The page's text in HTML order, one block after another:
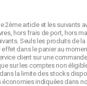
article et les suivants
hors frais de port, hors
Seuls les produits
dans le panier au
client sur une
sur les comptes non
la limite des stocks
indiquées dans